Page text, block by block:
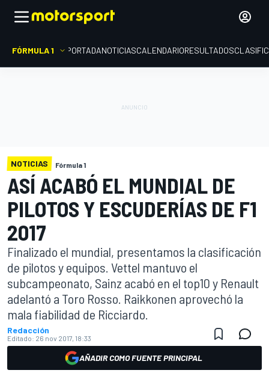
FÓRMULA 1 PORTADANOTICIASCALENDARIORESULTADOS
NOTICIAS Fórmula 1
ASÍ ACABÓ EL MUNDIAL DE
PILOTOS Y ESCUDERÍAS DE F1
2017
Finalizado el mundial, presentamos la clasificación
de pilotos y equipos. Vettel mantuvo el
subcampeonato, Sainz acabó en el top10 y Renault
adelantó a Toro Rosso. Raikkonen aprovechó la
mala fiabilidad de Ricciardo.
Redacción
Editado: 26 nov 2017, 18:33
AÑADIR COMO FUENTE PRINCIPAL